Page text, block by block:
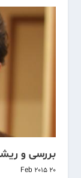
بررسی و
20 Feb 2015